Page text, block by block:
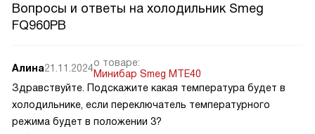
Вопросы и ответы на холодильник Smeg
FQ960PB
Алина21.11.2024о товаре:
Минибар Smeg MTE40
Здравствуйте. Подскажите какая температура будет в
холодильнике, если переключатель температурного
режима будет в положении 3?